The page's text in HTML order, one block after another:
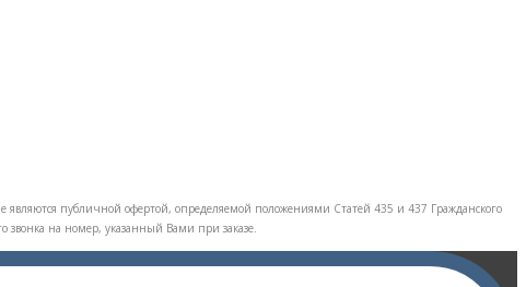
публичной офертой, определяемой положениями Статей 435 и 437 Гражданского
звонка на номер, указанный Вами при заказе.